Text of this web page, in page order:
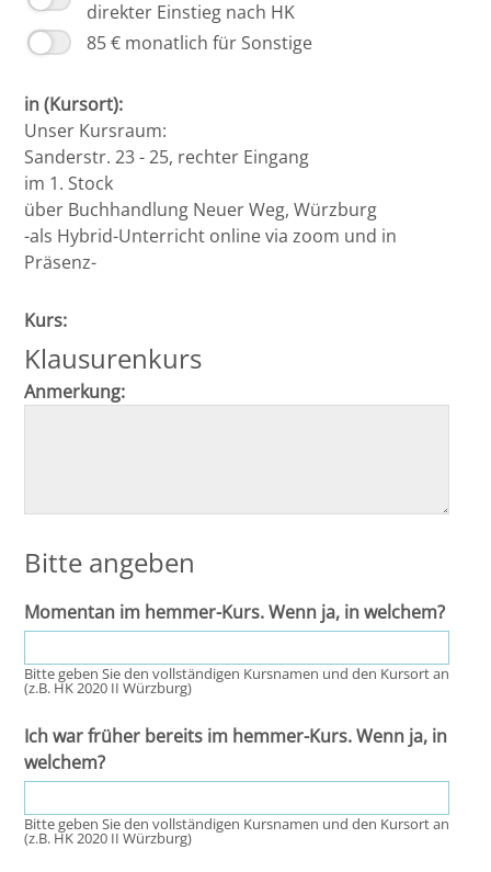
direkter Einstieg nach HK
85 € monatlich für Sonstige
in (Kursort):
Unser Kursraum:
Sanderstr. 23 - 25, rechter Eingang
im 1. Stock
über Buchhandlung Neuer Weg, Würzburg
-als Hybrid-Unterricht online via zoom und in
Präsenz-
Kurs:
Klausurenkurs
Anmerkung:
Bitte angeben
Momentan im hemmer-Kurs. Wenn ja, in welchem?
Bitte geben Sie den vollständigen Kursnamen und den Kursort an
(z.B. HK 2020 II Würzburg)
Ich war früher bereits im hemmer-Kurs. Wenn ja, in
welchem?
Bitte geben Sie den vollständigen Kursnamen und den Kursort an
(z.B. HK 2020 II Würzburg)